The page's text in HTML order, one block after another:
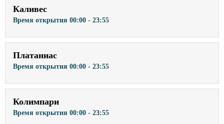
Каливес
Время открытия 00:00 - 23:55
Платаниас
Время открытия 00:00 - 23:55
Колимпари
Время открытия 00:00 - 23:55